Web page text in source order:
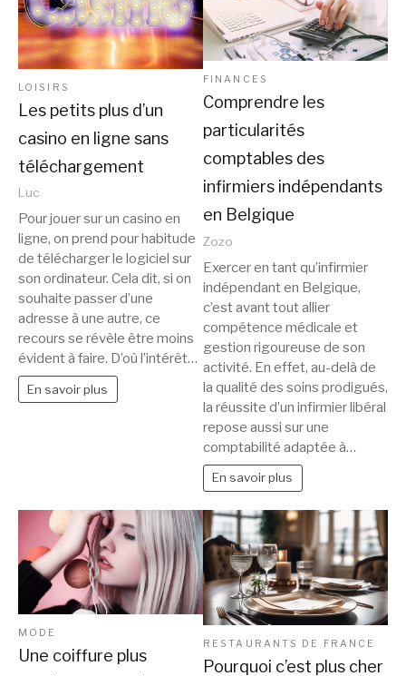
LOISIRS
Les petits plus d’un
casino en ligne sans
téléchargement
Luc
Pour jouer sur un casino en
ligne, on prend pour habitude
de télécharger le logiciel sur
son ordinateur. Cela dit, si on
souhaite passer d’une
adresse à une autre, ce
recours se révèle être moins
évident à faire. D’où l’intérêt…
En savoir plus
FINANCES
Comprendre les
particularités
comptables des
infirmiers indépendants
en Belgique
Zozo
Exercer en tant qu’infirmier
indépendant en Belgique,
c’est avant tout allier
compétence médicale et
gestion rigoureuse de son
activité. En effet, au-delà de
la qualité des soins prodigués,
la réussite d’un infirmier libéral
repose aussi sur une
comptabilité adaptée à…
En savoir plus
MODE
Une coiffure plus
RESTAURANTS DE FRANCE
Pourquoi c’est plus cher